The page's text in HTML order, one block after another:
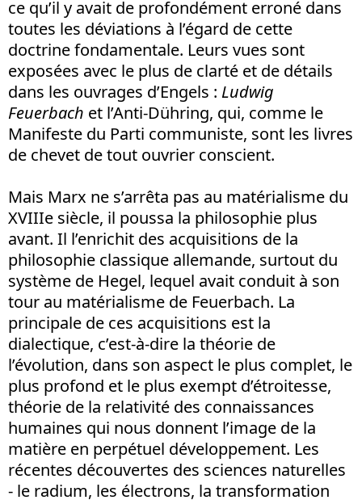
ce qu’il y avait de profondément erroné dans
toutes les déviations à l’égard de cette
doctrine fondamentale. Leurs vues sont
exposées avec le plus de clarté et de détails
dans les ouvrages d’Engels : Ludwig
Feuerbach et l’Anti-Dühring, qui, comme le
Manifeste du Parti communiste, sont les livres
de chevet de tout ouvrier conscient.
Mais Marx ne s’arrêta pas au matérialisme du
XVIIIe siècle, il poussa la philosophie plus
avant. Il l’enrichit des acquisitions de la
philosophie classique allemande, surtout du
système de Hegel, lequel avait conduit à son
tour au matérialisme de Feuerbach. La
principale de ces acquisitions est la
dialectique, c’est-à-dire la théorie de
l’évolution, dans son aspect le plus complet, le
plus profond et le plus exempt d’étroitesse,
théorie de la relativité des connaissances
humaines qui nous donnent l’image de la
matière en perpétuel développement. Les
récentes découvertes des sciences naturelles
- le radium, les électrons, la transformation